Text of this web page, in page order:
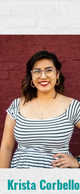
Krista Corbello